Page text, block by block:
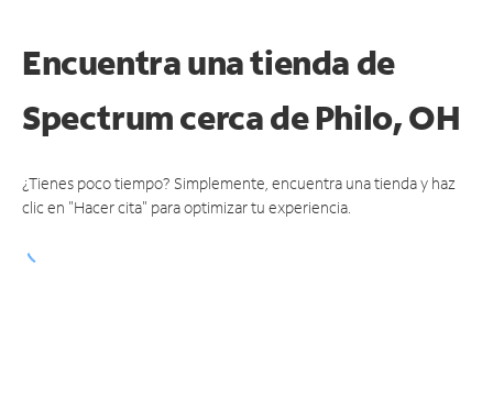
Encuentra una tienda de
Spectrumcerca de Philo, OH
¿Tienes poco tiempo? Simplemente, encuentra una tienda y haz
clic en "Hacer cita" para optimizar tu experiencia.